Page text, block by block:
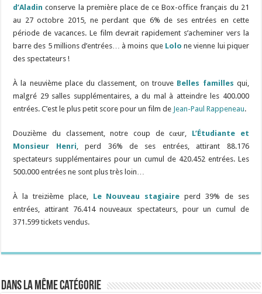
d’Aladin conserve la première place de ce Box-office français du 21
au 27 octobre 2015, ne perdant que 6% de ses entrées en cette
période de vacances. Le film devrait rapidement s’acheminer vers la
barre des 5 millions d’entrées… à moins que Lolo ne vienne lui piquer
des spectateurs !
À la neuvième place du classement, on trouve Belles familles qui,
malgré 29 salles supplémentaires, a du mal à atteindre les 400.000
entrées. C’est le plus petit score pour un film de Jean-Paul Rappeneau.
Douzième du classement, notre coup de cœur, L’Étudiante et
Monsieur Henri, perd 36% de ses entrées, attirant 88.176
spectateurs supplémentaires pour un cumul de 420.452 entrées. Les
500.000 entrées ne sont plus très loin…
À la treizième place, Le Nouveau stagiaire perd 39% de ses
entrées, attirant 76.414 nouveaux spectateurs, pour un cumul de
371.599 tickets vendus.
Dans la même catégorie